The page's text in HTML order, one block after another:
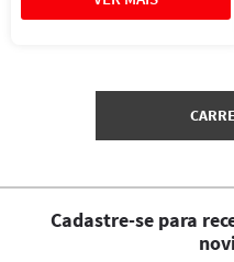
Cadastre-se para